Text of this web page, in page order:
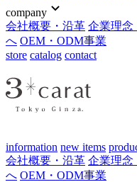
company
会社概要・沿革 企業理念
へ OEM・ODM事業
store catalog contact
information new items
会社概要・沿革 企業理念
へ OEM・ODM事業